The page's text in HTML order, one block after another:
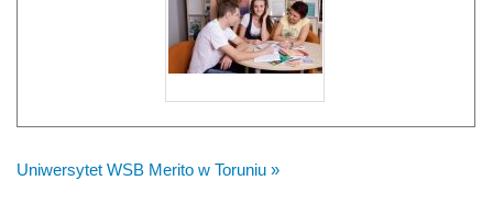
Uniwersytet WSB Merito w Toruniu »